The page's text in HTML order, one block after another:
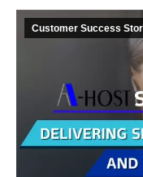
Customer Success